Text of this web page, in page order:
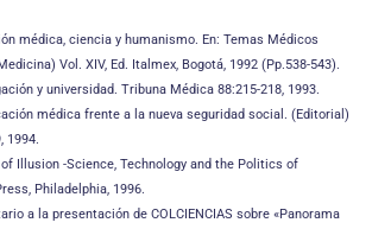
médica, ciencia y humanismo. En: Temas Médicos
Vol. XIV, Ed. Italmex, Bogotá, 1992 (Pp.538-543).
y universidad. Tribuna Médica 88:215-218, 1993.
médica frente a la nueva seguridad social. (Editorial)
1994.
Illusion -Science, Technology and the Politics of
Philadelphia, 1996.
a la presentación de COLCIENCIAS sobre «Panorama